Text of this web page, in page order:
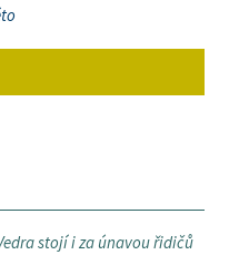
stojí i za únavou řidičů